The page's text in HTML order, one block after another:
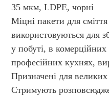
35 мкм, LDPE, чорні
Міцні пакети для
використовуються для
у побуті, в
професійних кухнях,
Призначені для
Стримують